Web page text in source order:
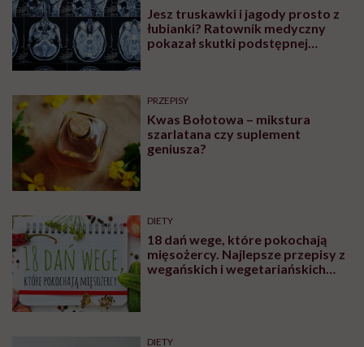
Jesz truskawki i jagody prosto z
łubianki? Ratownik medyczny
pokazał skutki podstępnej
PRZEPISY
Kwas Bołotowa – mikstura
szarlatana czy suplement
geniusza?
DIETY
18 dań wege, które pokochają
mięsożercy. Najlepsze przepisy z
wegańskich i wegetariańskich
DIETY